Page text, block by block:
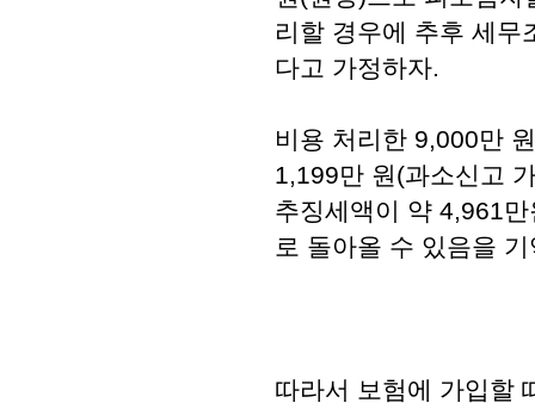
리할 경우에 추후 세무
다고 가정하자.
비용 처리한 9,000만
1,199만 원(과소신고
추징세액이 약 4,961
로 돌아올 수 있음을
따라서 보험에 가입할